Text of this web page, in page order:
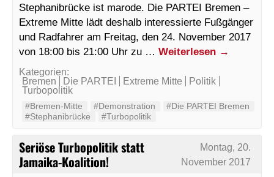
Stephanibrücke ist marode. Die PARTEI Bremen –
Extreme Mitte lädt deshalb interessierte Fußgänger
und Radfahrer am Freitag, den 24. November 2017
von 18:00 bis 21:00 Uhr zu … Weiterlesen →
Kategorien:
Bremen
Die PARTEI Extreme Mitte
Politik
Turbopolitik
#Bremen-Mitte #Demonstration
#Die PARTEI Bremen
#Stephanibrücke
#Turbopolitik
Seriöse Turbopolitik statt
Jamaika-Koalition!
Montag, 20.
November 2017